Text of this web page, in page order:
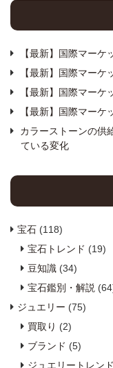
【最新】国際マーケ
【最新】国際マーケ
【最新】国際マーケ
【最新】国際マーケ
カラーストーンの供
ている変化
宝石 (118)
宝石トレンド (19)
豆知識 (34)
宝石鑑別・解説
ジュエリー (75)
買取り (2)
ブランド (5)
ジュエリートレンド